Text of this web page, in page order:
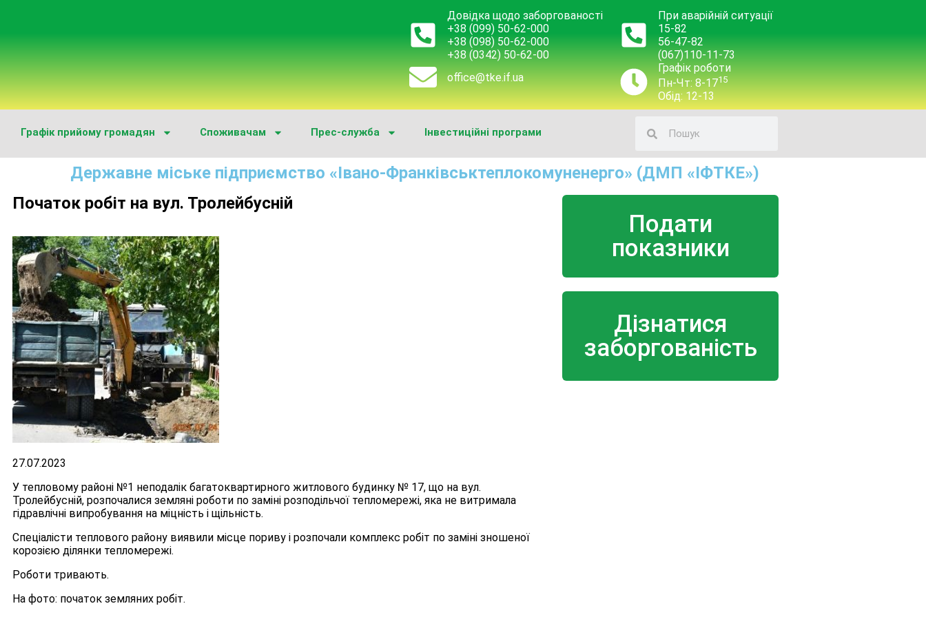
Довідка щодо заборгованості
+38 (099) 50-62-000
+38 (098) 50-62-000
+38 (0342) 50-62-00
office@tke.if.ua
При аварійній ситуації
15-82
56-47-82
(067)110-11-73
Графік роботи
Пн-Чт: 8-1715
Обід: 12-13
Графік прийому громадян Споживачам Прес-служба Інвестиційні програми
Державне міське підприємство «Івано-Франківськтеплокомуненерго» (ДМП «ІФТКЕ»)
Початок робіт на вул. Тролейбусній
27.07.2023
У тепловому районі №1 неподалік багатоквартирного житлового будинку № 17, що на вул.
Тролейбусній, розпочалися земляні роботи по заміні розподільчої тепломережі, яка не витримала
гідравлічні випробування на міцність і щільність.
Спеціалісти теплового району виявили місце пориву і розпочали комплекс робіт по заміні зношеної
корозією ділянки тепломережі.
Роботи тривають.
На фото: початок земляних робіт.
Подати
показники
Дізнатися
заборгованість